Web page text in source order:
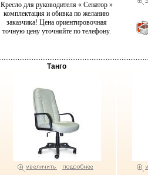
Кресло для руководителя « Сенатор »
комплектация и обивка по желанию
заказчика! Цена ориентировочная
точную цену уточняйте по телефону.
Танго